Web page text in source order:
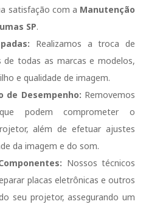
satisfação com a Manutenção
SP.
Realizamos a troca de
de todas as marcas e modelos,
e qualidade de imagem.
de Desempenho: Removemos
podem comprometer o
além de efetuar ajustes
da imagem e do som.
Nossos técnicos
placas eletrônicas e outros
seu projetor, assegurando um